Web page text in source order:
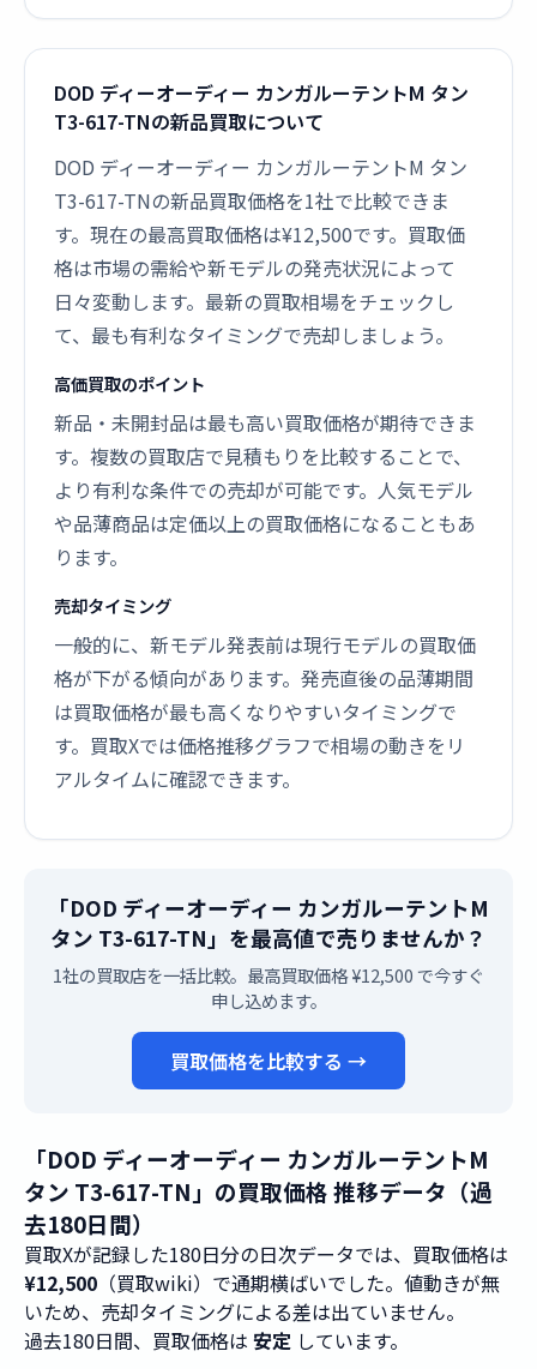
DOD ディーオーディー カンガルーテントM タン
T3-617-TNの新品買取について
DOD ディーオーディー カンガルーテントM タン
T3-617-TNの新品買取価格を1社で比較できま
す。現在の最高買取価格は¥12,500です。買取価
格は市場の需給や新モデルの発売状況によって
日々変動します。最新の買取相場をチェックし
て、最も有利なタイミングで売却しましょう。
高価買取のポイント
新品・未開封品は最も高い買取価格が期待できま
す。複数の買取店で見積もりを比較することで、
より有利な条件での売却が可能です。人気モデル
や品薄商品は定価以上の買取価格になることもあ
ります。
売却タイミング
一般的に、新モデル発表前は現行モデルの買取価
格が下がる傾向があります。発売直後の品薄期間
は買取価格が最も高くなりやすいタイミングで
す。買取Xでは価格推移グラフで相場の動きをリ
アルタイムに確認できます。
「DOD ディーオーディー カンガルーテントM
タン T3-617-TN」を最高値で売りませんか？
1社の買取店を一括比較。最高買取価格 ¥12,500 で今すぐ
申し込めます。
買取価格を比較する →
「DOD ディーオーディー カンガルーテントM
タン T3-617-TN」の買取価格 推移データ（過
去180日間）
買取Xが記録した180日分の日次データでは、買取価格は
¥12,500 （買取wiki）で通期横ばいでした。値動きが無
いため、売却タイミングによる差は出ていません。
過去180日間、買取価格は 安定 しています。